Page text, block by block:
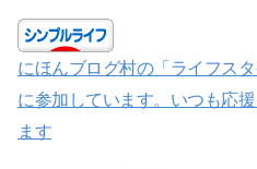
にほんブログ村の「ライフス
に参加しています。いつも応
ます